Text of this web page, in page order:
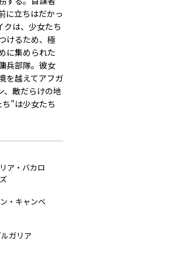
に立ちはだかっ
は、少女たち
けるため、極
に集められた
兵部隊。彼女
を越えてアフガ
、敵だらけの地
”は少女たち
ア・バカロ
・キャンベ
ガリア